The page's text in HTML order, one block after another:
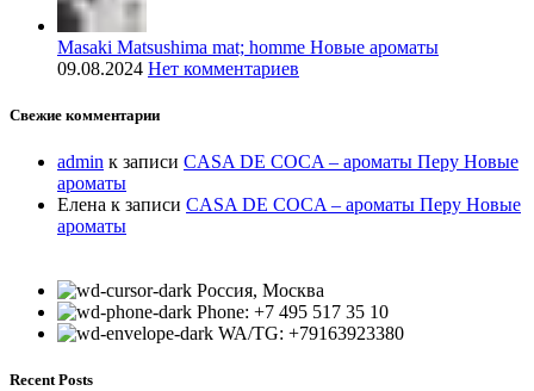
Masaki Matsushima mat; homme Новые ароматы
09.08.2024 Нет комментариев
Свежие комментарии
admin к записи CASA DE COCA – ароматы Перу Новые
ароматы
Елена к записи CASA DE COCA – ароматы Перу Новые
ароматы
Россия, Москва
Phone: +7 495 517 35 10
WA/TG: +79163923380
Recent Posts